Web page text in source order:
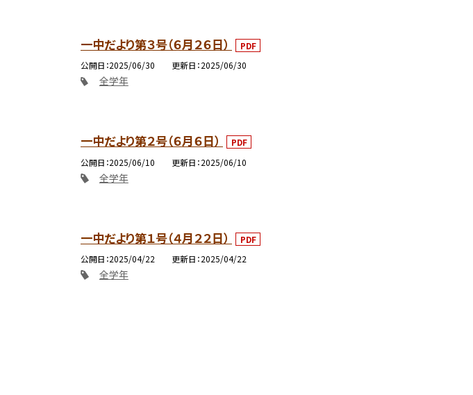
一中だより第３号（６月２６日）
PDF
公開日 2025/06/30 更新日 2025/06/30
全学年
一中だより第２号（６月６日）
PDF
公開日 2025/06/10 更新日 2025/06/10
全学年
一中だより第１号（４月２２日）
PDF
公開日 2025/04/22 更新日 2025/04/22
全学年